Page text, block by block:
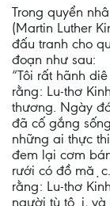
Trong quyển
(Martin Luther
đấu tranh cho
đoạn như sau:
“Tôi rất hãnh
rằng: Lu-thơ
thương. Ngày
đã cố gắng
những ai thực
đem lại cơm
rưới có đồ mặc.
rằng: Lu-thơ
người tù tội, và